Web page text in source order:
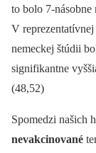
to bolo 7-násobne
V reprezentatívnej
nemeckej štúdii
signifikantne
(48,52)
Spomedzi našich
nevakcinované